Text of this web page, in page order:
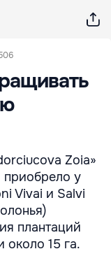
Zoia»
приобрело у
Vivai и Salvi
плантаций
15 га.